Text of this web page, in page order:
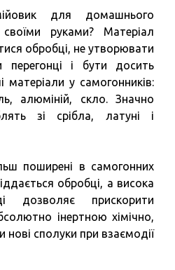
для домашнього
руками? Матеріал
обробці, не утворювати
перегонці і бути досить
матеріали у самогонників:
алюміній, скло. Значно
зі срібла, латуні і
поширені в самогонних
обробці, а висока
дозволяє прискорити
інертною хімічно,
сполуки при взаємодії